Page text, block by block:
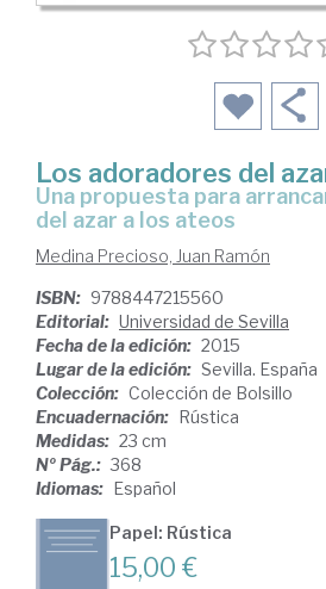
Los adoradores del
una propuesta para arrancar el monopolio
del azar a los ateos
Medina Precioso, Juan Ramón
ISBN: 9788447215560
Editorial: Universidad de Sevilla
Fecha de la edición: 2015
Lugar de la edición: Sevilla. España
Colección: Colección de Bolsillo
Encuadernación: Rústica
Medidas: 23 cm
Nº Pág.: 368
Idiomas: Español
Papel: Rústica
15,00 €